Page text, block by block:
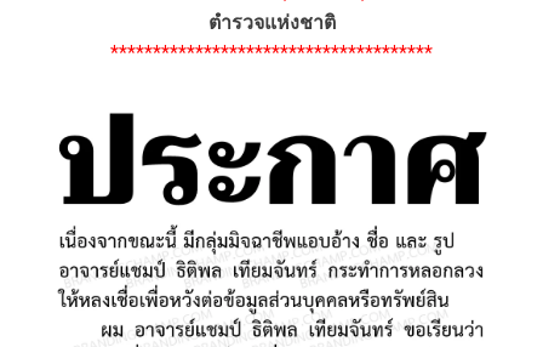
ตำรวจแห่งชาติ
**************************************